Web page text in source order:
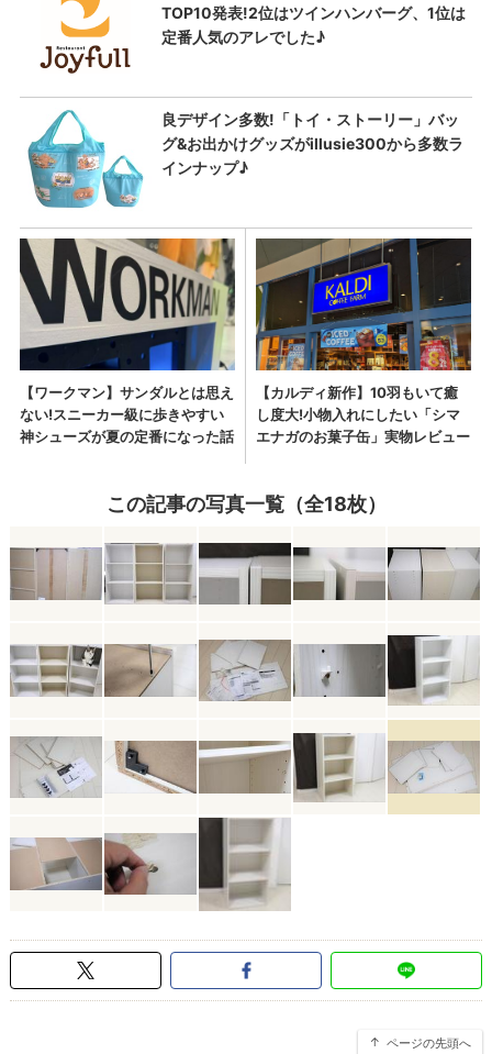
この記事の写真一覧（全18枚）
ページの先頭へ